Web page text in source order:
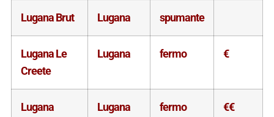
Lugana Brut Lugana spumante
Lugana Le
Creete
Lugana fermo €
Lugana
Lugana fermo €€